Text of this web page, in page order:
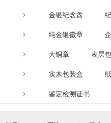
金银纪念盘
纯金银徽章
大铜章
表层
实木包装盒
鉴定检测证书